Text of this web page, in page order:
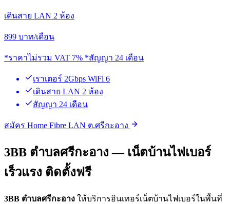
เดินสาย LAN 2 ห้อง
899 บาท/เดือน
*ราคาไม่รวม VAT 7% *สัญญา 24 เดือน
เราเตอร์ 2Gbps WiFi 6
เดินสาย LAN 2 ห้อง
สัญญา 24 เดือน
สมัคร Home Fibre LAN ต.ศรีกะอาง
3BB ตำบลศรีกะอาง — เน็ตบ้านไฟเบอร์
เร็วแรง ติดตั้งฟรี
3BB ตำบลศรีกะอาง ให้บริการอินเทอร์เน็ตบ้านไฟเบอร์ในพื้นที่